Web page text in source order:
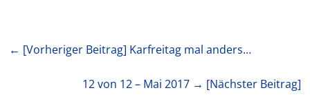
← [Vorheriger Beitrag] Karfreitag mal anders…
12 von 12 – Mai 2017 → [Nächster Beitrag]